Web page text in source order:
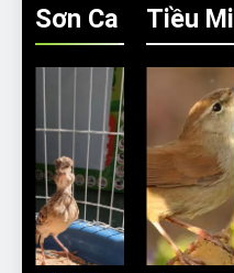
Sơn Ca
Tiều Mi